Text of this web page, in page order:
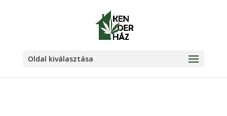
Oldal kiválasztása